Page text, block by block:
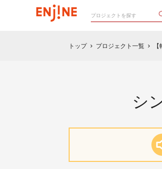
トップ chevron_right プロジェクト一覧 chevron_right
シ